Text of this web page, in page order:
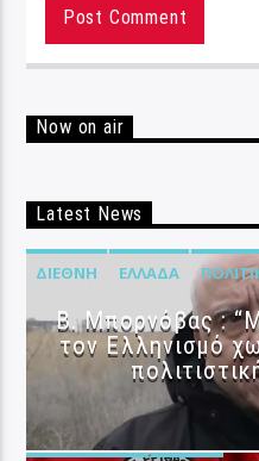
Now on air
Latest News
ΔΙΕΘΝΉ ΕΛΛΆΔΑ
B. Μπορνόβας :
τον Ελληνισμό